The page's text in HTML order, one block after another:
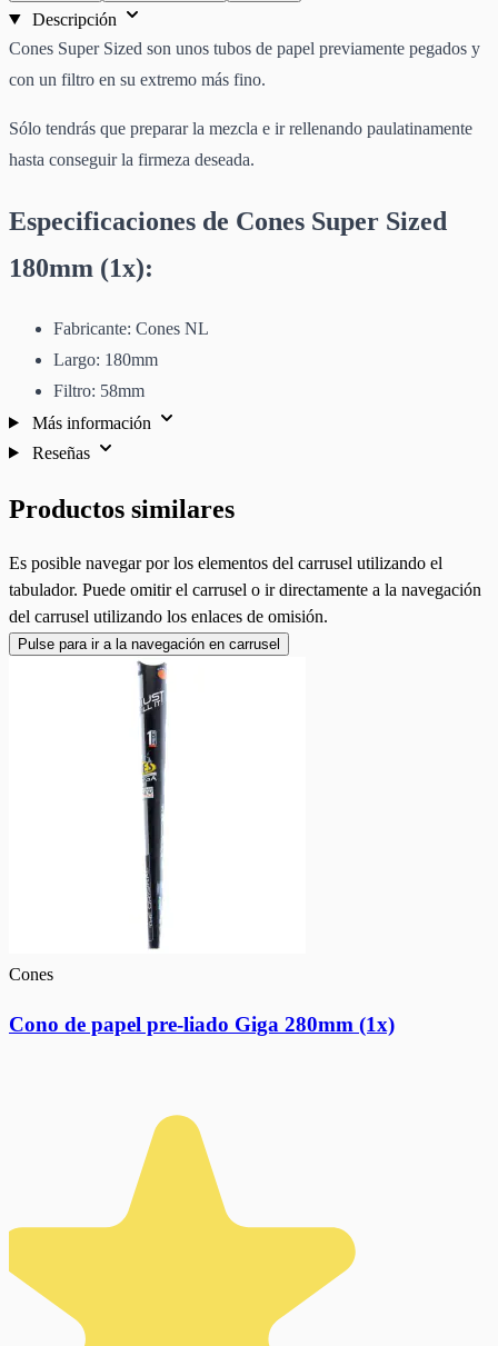
Descripción
Cones Super Sized son unos tubos de papel previamente pegados y
con un filtro en su extremo más fino.
Sólo tendrás que preparar la mezcla e ir rellenando paulatinamente
hasta conseguir la firmeza deseada.
Especificaciones de Cones Super Sized
180mm (1x):
Fabricante: Cones NL
Largo: 180mm
Filtro: 58mm
Más información
Reseñas
Productos similares
Es posible navegar por los elementos del carrusel utilizando el
tabulador. Puede omitir el carrusel o ir directamente a la navegación
del carrusel utilizando los enlaces de omisión.
Pulse para ir a la navegación en carrusel
Cones
Cono de papel pre-liado Giga 280mm (1x)